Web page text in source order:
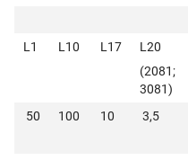
L1 L10 L17
L20
(2081;
3081)
50 100 10 3,5